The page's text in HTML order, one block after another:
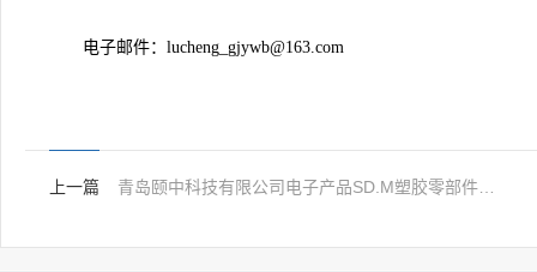
电子邮件：lucheng_gjywb@163.com
上一篇